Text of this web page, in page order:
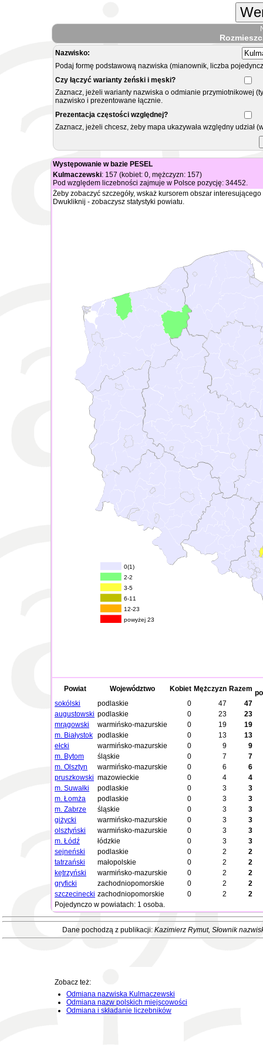
Nazwisko:
Podaj formę podstawową nazwiska (mianownik, liczba
Czy łączyć warianty żeński i męski?
Zaznacz, jeżeli warianty nazwiska o odmianie przymiotnikowej
nazwisko i prezentowane łącznie.
Prezentacja częstości względnej?
Zaznacz, jeżeli chcesz, żeby mapa ukazywała względny
Występowanie w bazie PESEL
Kulmaczewski: 157 (kobiet: 0, mężczyzn: 157)
Pod względem liczebności zajmuje w Polsce pozycję: 34452.
Żeby zobaczyć szczegóły, wskaż kursorem obszar
Dwukliknij - zobaczysz statystyki powiatu.
0(1)
2-2
3-5
6-11
12-23
powyżej 23
Powiat Województwo Kobiet Mężczyzn Razem
sokólski
podlaskie 0 47
47
augustowski podlaskie 0 23
23
mrągowski
warmińsko-mazurskie 0 19
19
m. Białystok podlaskie 0 13
13
ełcki
warmińsko-mazurskie 0 9
9
m. Bytom
śląskie 0 7
7
m. Olsztyn
warmińsko-mazurskie 0 6
6
pruszkowski mazowieckie 0 4
4
m. Suwałki
podlaskie 0 3
3
m. Łomża
podlaskie 0 3
3
m. Zabrze
śląskie 0 3
3
giżycki
warmińsko-mazurskie 0 3
3
olsztyński
warmińsko-mazurskie 0 3
3
m. Łódź
łódzkie 0 3
3
sejneński
podlaskie 0 2
2
tatrzański
małopolskie 0 2
2
kętrzyński
warmińsko-mazurskie 0 2
2
gryficki
zachodniopomorskie 0 2
2
szczecinecki zachodniopomorskie 0 2
2
Pojedynczo w powiatach: 1 osoba.
Dane pochodzą z publikacji: Kazimierz Rymut, Słownik
Zobacz też:
Odmiana nazwiska Kulmaczewski
Odmiana nazw polskich miejscowości
Odmiana i składanie liczebników